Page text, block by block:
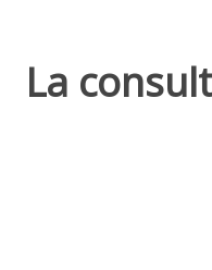
La